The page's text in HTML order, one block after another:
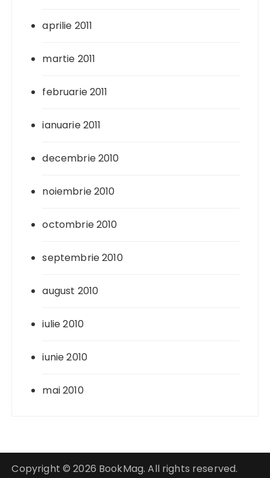
aprilie 2011
martie 2011
februarie 2011
ianuarie 2011
decembrie 2010
noiembrie 2010
octombrie 2010
septembrie 2010
august 2010
iulie 2010
iunie 2010
mai 2010
Copyright © 2026 BookMag. All rights reserved.